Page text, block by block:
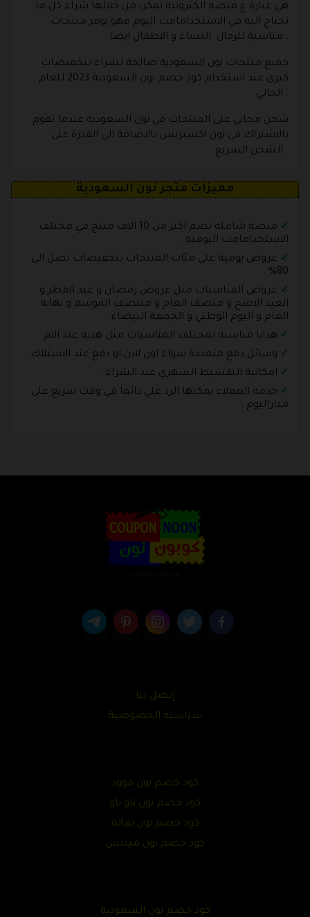
هي عبارة ع منصة الكترونية يمكن من خلالها شراء كل ما
تحتاج اليه في الاستخدامامت اليوم فهو يوفر منتجات
مناسبة للرجال النساء و الاطفال ايضا .
جميع منتجات نون السعودية صالحة لشراء بتخفيضات
كبرى عند استخدام كود خصم نون السعودية 2023 للعام
الحالي .
شحن مجاني على المنتجات في نون السعودية عندما تقوم
بالاشتراك في نون اكسبريس بالاضافة الى القدرة على
الشحن السريع .
مميزات متجر نون السعودية
منصة شاملة تضم اكثر من 10 الاف منتج في مختلف
الاستخدامامت اليومية .
عروض يومية على مئات المنتجات بتخفيضات تصل الى
80% .
عروض المناسبات مثل عروض رمضان و عيد الفطر و
العيد الاضح و متصف العام و منتصف الموسم و نهاية
العام و اليوم الوطني و الجمعة البيضاء .
هدايا مناسبة لمختلف المناسبات مثل هدية عيد الام .
وسائل دفع متعددة سواء اون لاين او دفع عند الاستلاك .
امكانية التقسيط الشهري عند الشراء .
خدمة العملاء يمكنها الرد علي دائما في وقت سريع على
مداراليوم .
إتصل بنا
سياسية الخصوصية
كود خصم نون فوود
كود خصم نون ناو ناو
كود خصم نون بقالة
كود خصم نون مينتس
كود خصم نون السعودية